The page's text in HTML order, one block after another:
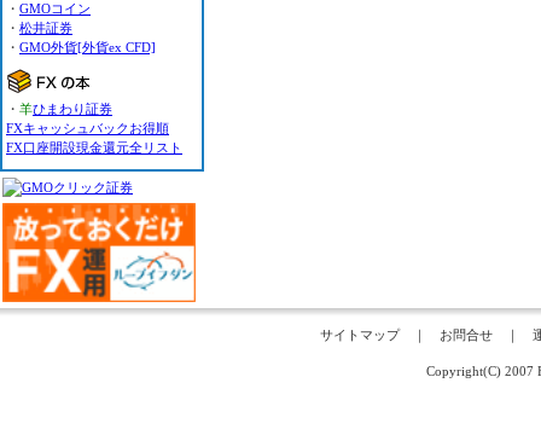
・ GMOコイン
・ 松井証券
・ GMO外貨[外貨ex CFD]
・ 羊ひまわり証券
FXキャッシュバックお得順
FX口座開設現金還元全リスト
サイトマップ｜ お問合せ｜
Copyright(C) 2007